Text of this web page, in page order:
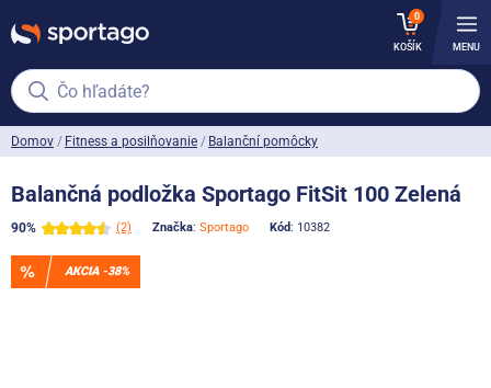
0
KOŠÍK MENU
Čo hľadáte?
Domov Fitness a posilňovanie Balanční pomôcky
90% (2) Značka: Sportago Kód: 10382
Balančná podložka Sportago FitSit 100 Zelená
AKCIA -38%